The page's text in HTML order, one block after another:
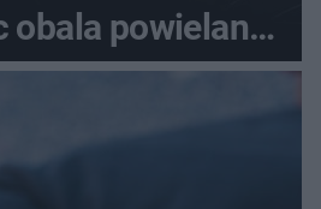
obala powielane
na ich temat